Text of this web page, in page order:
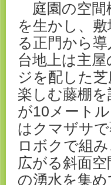
庭園の空間
を生かし、
る正門から
台地上は主
ジを配した
楽しむ藤棚
が10メート
はクマザサ
ロボクで組
広がる斜面
の湧水を集